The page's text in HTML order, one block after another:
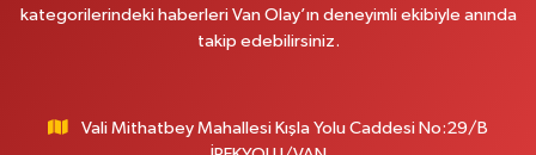
0 (432) 217 11 10
Süphan Mahallesi, İpekyolu Caddesi No:283 G Edremit Van
kategorilerindeki haberleri Van Olay’ın deneyimli ekibiyle anında
takip edebilirsiniz.
Vali Mithatbey Mahallesi Kışla Yolu Caddesi No:29/B